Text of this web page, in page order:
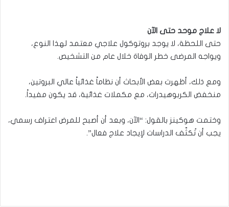
لا علاج موحد حتى الآن
حتى اللحظة، لا يوجد بروتوكول علاجي معتمد لهذا النوع،
ويواجه المرضى خطر الوفاة خلال عام من التشخيص.
ومع ذلك، أظهرت بعض الأبحاث أن نظاماً غذائياً عالي البروتين،
منخفض الكربوهيدرات، مع مكملات غذائية، قد يكون مفيداً.
وختمت هوكينز بالقول: “الآن، وبعد أن أصبح للمرض اعتراف رسمي،
يجب أن تُكثّف الدراسات لإيجاد علاج فعال”.